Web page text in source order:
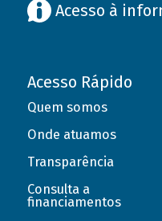
Acesso à
Acesso Rápido
Quem somos
Onde atuamos
Transparência
Consulta a
financiamentos